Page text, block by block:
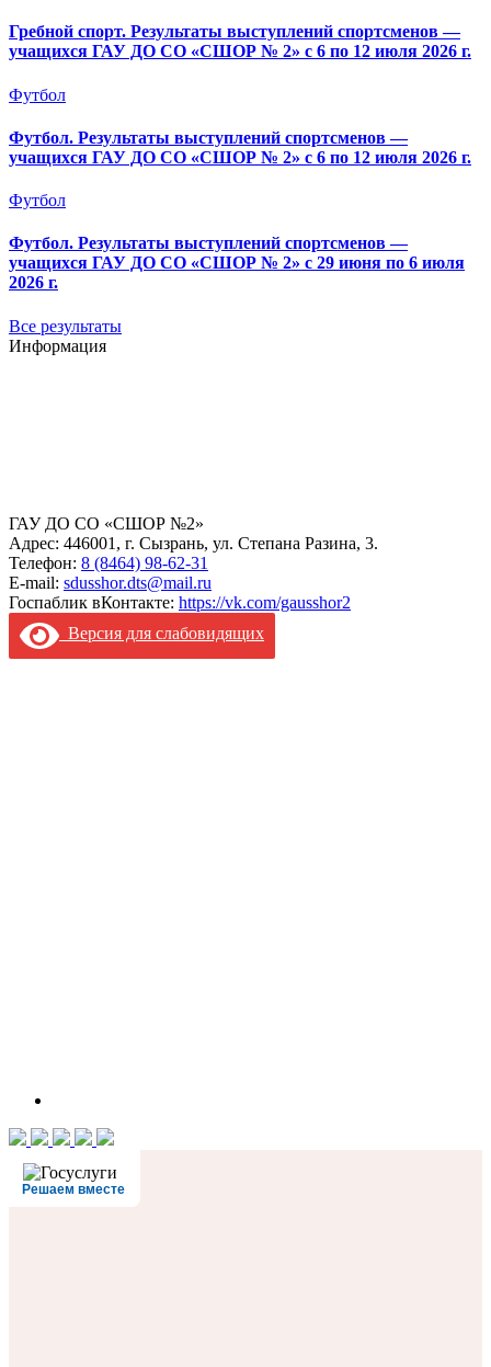
Гребной спорт. Результаты выступлений спортсменов —
учащихся ГАУ ДО СО «СШОР № 2» с 6 по 12 июля 2026 г.
Футбол
Футбол. Результаты выступлений спортсменов —
учащихся ГАУ ДО СО «СШОР № 2» с 6 по 12 июля 2026 г.
Футбол
Футбол. Результаты выступлений спортсменов —
учащихся ГАУ ДО СО «СШОР № 2» с 29 июня по 6 июля
2026 г.
Все результаты
Информация
ГАУ ДО СО «СШОР №2»
Адрес: 446001, г. Сызрань, ул. Степана Разина, 3.
Телефон: 8 (8464) 98-62-31
E-mail: sdusshor.dts@mail.ru
Госпаблик вКонтакте: https://vk.com/gausshor2
Версия для слабовидящих
Решаем вместе